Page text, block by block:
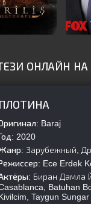
ОНЛАЙН
ПЛОТИНА
Baraj
2020
Зарубежный,
Ece Erdek
Биран Дамла
Batuhan
Taygun Sungar